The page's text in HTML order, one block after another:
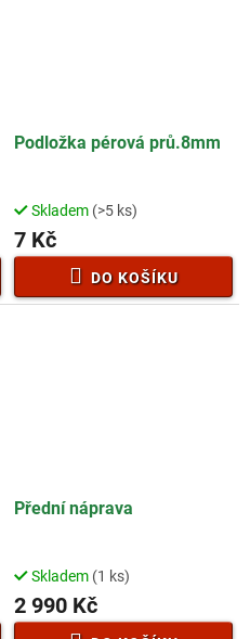
Podložka pérová prů.8mm
Skladem (>5 ks)
7 Kč
DO KOŠÍKU
Přední náprava
Skladem (1 ks)
2 990 Kč